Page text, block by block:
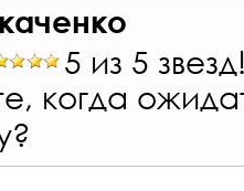
5 из 5
когда